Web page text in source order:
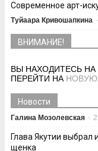
Современное арт-
Туйаара Кривошапкина -
ВНИМАНИЕ!
ВЫ НАХОДИТЕСЬ
ПЕРЕЙТИ НА
Новости
Галина Мозолевская -
Глава Якутии
щенка